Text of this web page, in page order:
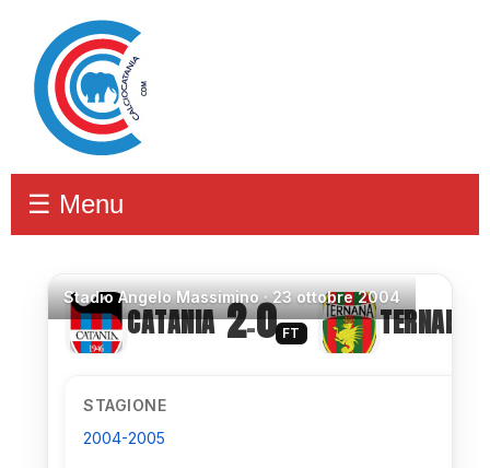
☰ Menu
StadioAngelo Massimino ·23 ottobre 2004
CATANIA 2–0 FT TERNANA
STAGIONE
2004-2005